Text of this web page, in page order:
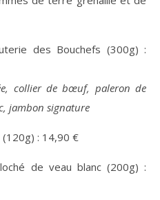
des Bouchefs (300g) :
collier de bœuf, paleron de
jambon signature
: 14,90 €
de veau blanc (200g) :